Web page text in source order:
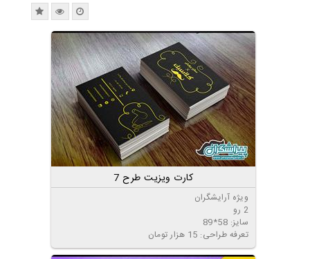
کارت ویزیت طرح 7
ویژه آرایشگران
2 رو
سایز: 58*89
تعرفه طراحی: 15 هزار تومان